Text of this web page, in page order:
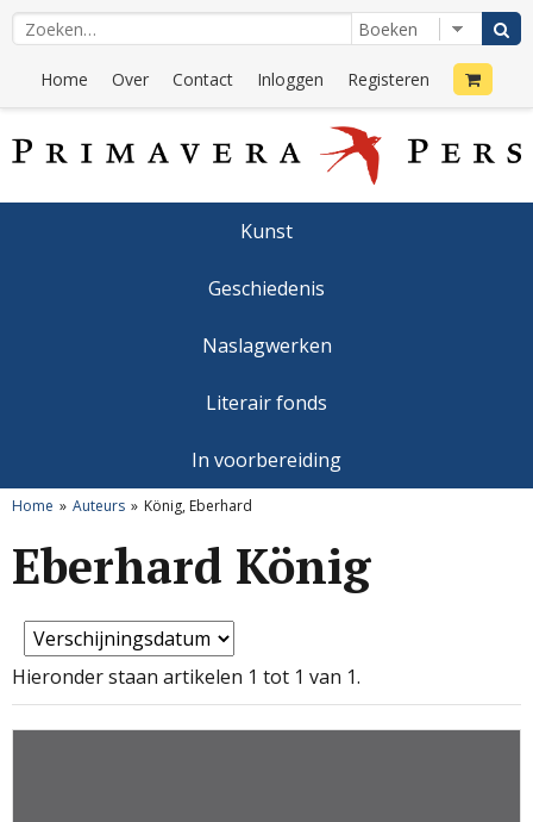
Home Over Contact Inloggen Registeren
Kunst
Geschiedenis
Naslagwerken
Literair fonds
In voorbereiding
Home Auteurs König, Eberhard
Eberhard König
Hieronder staan artikelen 1 tot 1 van 1.